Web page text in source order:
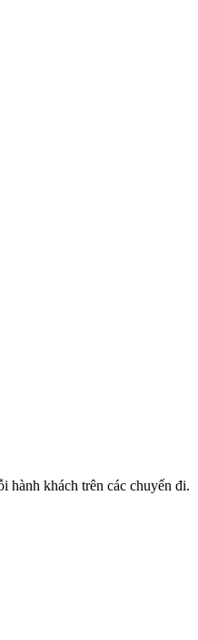
hành khách trên các chuyến đi.